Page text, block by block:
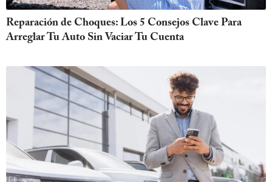
Reparación de Choques: Los 5 Consejos Clave Para
Arreglar Tu Auto Sin Vaciar Tu Cuenta